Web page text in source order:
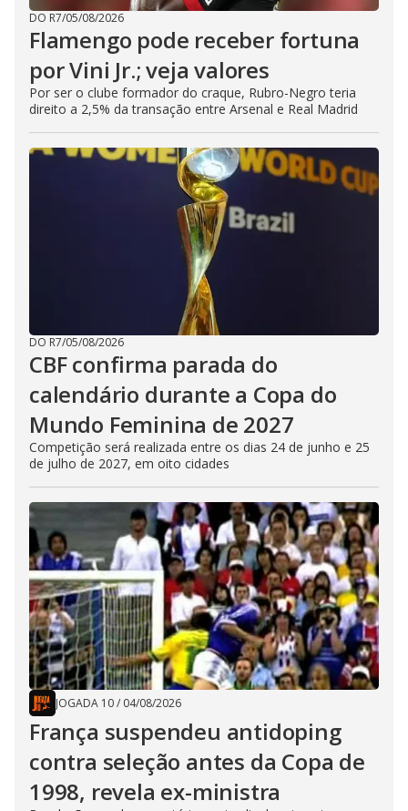
DO R7/05/08/2026
Flamengo pode receber fortuna
por Vini Jr.; veja valores
Por ser o clube formador do craque, Rubro-Negro teria
direito a 2,5% da transação entre Arsenal e Real Madrid
DO R7/05/08/2026
CBF confirma parada do
calendário durante a Copa do
Mundo Feminina de 2027
Competição será realizada entre os dias 24 de junho e 25
de julho de 2027, em oito cidades
JOGADA 10/ 04/08/2026
França suspendeu antidoping
contra seleção antes da Copa de
1998, revela ex-ministra